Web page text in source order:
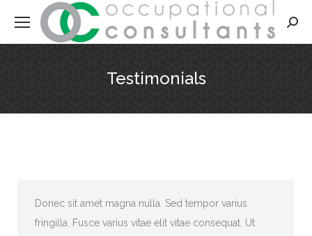
Testimonials
Donec sit amet magna nulla. Sed tempor varius
fringilla. Fusce varius vitae elit vitae consequat. Ut